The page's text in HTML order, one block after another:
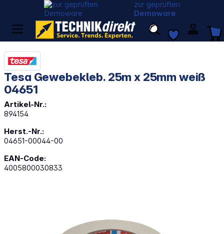
zur geprüften
Demoware
Tesa Gewebekleb. 25m x 25mm weiß
04651
Artikel-Nr.:
894154
Herst.-Nr.:
04651-00044-00
EAN-Code:
4005800030833